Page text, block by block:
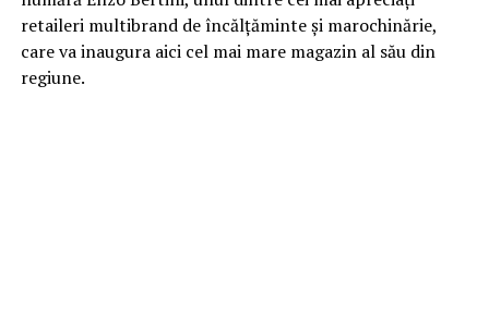
retaileri multibrand de încălțăminte și marochinărie,
care va inaugura aici cel mai mare magazin al său din
regiune.